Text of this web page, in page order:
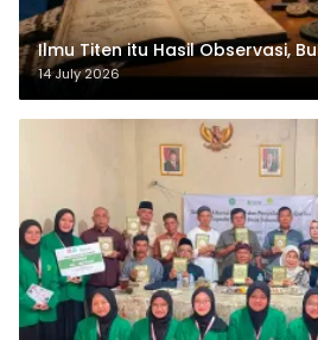
Ilmu Titen itu Hasil Observasi,
14 July 2026